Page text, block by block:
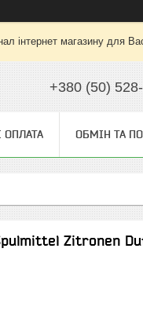
інтернет магазину для
+380 (50)
ОПЛАТА ОБМІН ТА
Zitronen